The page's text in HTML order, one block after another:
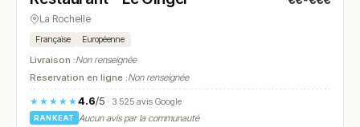
La Rochelle
Française Européenne
Livraison :Non renseignée
Réservation en ligne :Non renseignée
★★★★★4.6/5· 3 525 avis Google
RANKEAT
Aucun avis par la communauté